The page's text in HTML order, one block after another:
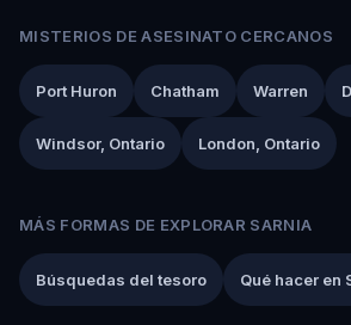
MISTERIOS DE ASESINATO CERCANOS
Port Huron Chatham Warren
Windsor, Ontario London, Ontario
MÁS FORMAS DE EXPLORAR SARNIA
Búsquedas del tesoro Qué hacer en